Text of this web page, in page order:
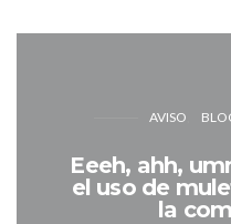
AVISO
Eeeh, ahh,
el uso de
la